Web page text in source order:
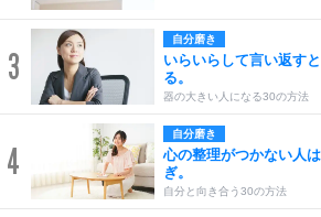
3
自分磨き
いらいらして言い返す
る。
器の大きい人になる30の方法
4
自分磨き
心の整理がつかない人
ぎ。
自分と向き合う30の方法